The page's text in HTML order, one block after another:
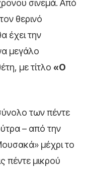
σινεμά. Από
θερινό
έχει την
μεγάλο
με τίτλο «Ο
των πέντε
– από την
μέχρι το
πέντε μικρού